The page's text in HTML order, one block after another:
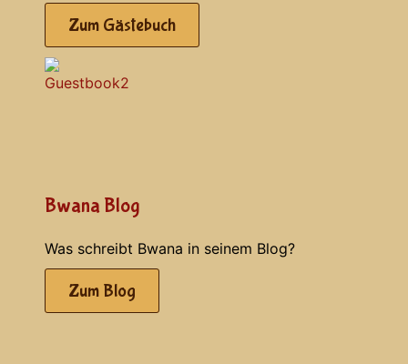
Zum Gästebuch
Bwana Blog
Was schreibt Bwana in seinem Blog?
Zum Blog